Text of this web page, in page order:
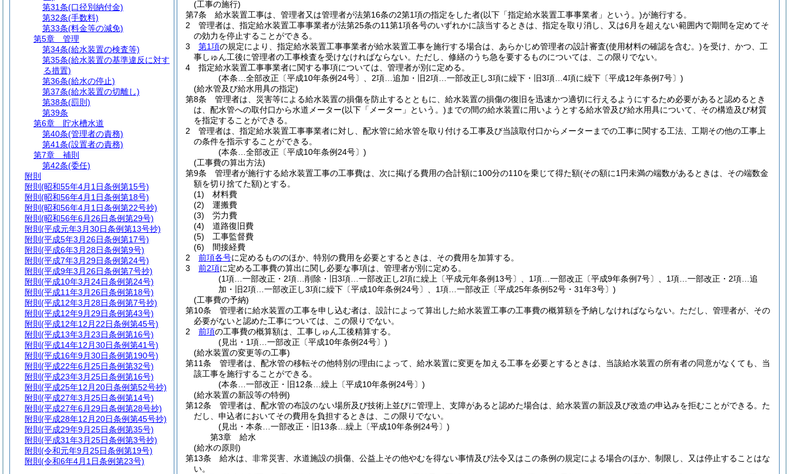
(工事の施行)
第7条
給水装置工事は、管理者又は管理者が法第16条の2第1項の指定をした者(以下「指定給水装置工事事業者」という。)が施行する。
2
管理者は、指定給水装置工事事業者が法第25条の11第1項各号のいずれかに該当するときは、指定を取り消し、又は6月を超えない範囲内で期間を定めてそ
の効力を停止することができる。
3
第1項の規定により、指定給水装置工事事業者が給水装置工事を施行する場合は、あらかじめ管理者の設計審査(使用材料の確認を含む。)を受け、かつ、工
事しゅん工後に管理者の工事検査を受けなければならない。 ただし、修繕のうち急を要するものについては、この限りでない。
4
指定給水装置工事事業者に関する事項については、管理者が別に定める。
(本条…全部改正〔平成10年条例24号〕、2項…追加・旧2項…一部改正し3項に繰下・旧3項…4項に繰下〔平成12年条例7号〕)
(給水管及び給水用具の指定)
第8条
管理者は、災害等による給水装置の損傷を防止するとともに、給水装置の損傷の復旧を迅速かつ適切に行えるようにするため必要があると認めるとき
は、配水管への取付口から水道メーター(以下「メーター」という。) までの間の給水装置に用いようとする給水管及び給水用具について、その構造及び材質
を指定することができる。
2
管理者は、指定給水装置工事事業者に対し、配水管に給水管を取り付ける工事及び当該取付口からメーターまでの工事に関する工法、工期その他の工事上
の条件を指示することができる。
(本条…全部改正〔平成10年条例24号〕)
(工事費の算出方法)
第9条
管理者が施行する給水装置工事の工事費は、次に掲げる費用の合計額に100分の110を乗じて得た額(その額に1円未満の端数があるときは、その端数金
額を切り捨てた額)とする。
(1)
材料費
(2)
運搬費
(3)
労力費
(4)
道路復旧費
(5)
工事監督費
(6)
間接経費
2
前項各号に定めるもののほか、特別の費用を必要とするときは、その費用を加算する。
3
前2項に定める工事費の算出に関し必要な事項は、管理者が別に定める。
(1項…一部改正・2項…削除・旧3項…一部改正し2項に繰上〔平成元年条例13号〕、1項…一部改正〔平成9年条例7号〕、1項…一部改正・2項…追
加・旧2項…一部改正し3項に繰下〔平成10年条例24号〕、1項…一部改正〔平成25年条例52号・31年3号〕)
(工事費の予納)
第10条
管理者に給水装置の工事を申し込む者は、設計によって算出した給水装置工事の工事費の概算額を予納しなければならない。 ただし、管理者が、その
必要がないと認めた工事については、この限りでない。
2
前項の工事費の概算額は、工事しゅん工後精算する。
(見出・1項…一部改正〔平成10年条例24号〕)
(給水装置の変更等の工事)
第11条
管理者は、配水管の移転その他特別の理由によって、給水装置に変更を加える工事を必要とするときは、当該給水装置の所有者の同意がなくても、当
該工事を施行することができる。
(本条…一部改正・旧12条…繰上〔平成10年条例24号〕)
(給水装置の新設等の特例)
第12条
管理者は、配水管の布設のない場所及び技術上並びに管理上、支障があると認めた場合は、給水装置の新設及び改造の申込みを拒むことができる。 た
だし、申込者においてその費用を負担するときは、この限りでない。
(見出・本条…一部改正・旧13条…繰上〔平成10年条例24号〕)
第3章
給水
(給水の原則)
第13条
給水は、非常災害、水道施設の損傷、公益上その他やむを得ない事情及び法令又はこの条例の規定による場合のほか、制限し、又は停止することはな
い。
第31条(口径別納付金)
第32条(手数料)
第33条(料金等の減免)
第5章
管理
第34条(給水装置の検査等)
第35条(給水装置の基準違反に対す
る措置)
第36条(給水の停止)
第37条(給水装置の切離し)
第38条(罰則)
第39条
第6章
貯水槽水道
第40条(管理者の責務)
第41条(設置者の責務)
第7章
補則
第42条(委任)
附則
附則 (昭和55年4月1日条例第15号)
附則 (昭和56年4月1日条例第18号)
附則 (昭和56年4月1日条例第22号抄)
附則 (昭和56年6月26日条例第29号)
附則 (平成元年3月30日条例第13号抄)
附則 (平成5年3月26日条例第17号)
附則 (平成6年3月28日条例第9号)
附則 (平成7年3月29日条例第24号)
附則 (平成9年3月26日条例第7号抄)
附則 (平成10年3月24日条例第24号)
附則 (平成11年3月26日条例第18号)
附則 (平成12年3月28日条例第7号抄)
附則 (平成12年9月29日条例第43号)
附則 (平成12年12月22日条例第45号)
附則 (平成13年3月23日条例第16号)
附則 (平成14年12月30日条例第41号)
附則 (平成16年9月30日条例第190号)
附則 (平成22年6月25日条例第32号)
附則 (平成23年3月25日条例第16号)
附則 (平成25年12月20日条例第52号抄)
附則 (平成27年3月25日条例第14号)
附則 (平成27年6月29日条例第28号抄)
附則 (平成28年12月20日条例第45号抄)
附則 (平成29年9月25日条例第35号)
附則 (平成31年3月25日条例第3号抄)
附則 (令和元年9月25日条例第19号)
附則 (令和6年4月1日条例第23号)